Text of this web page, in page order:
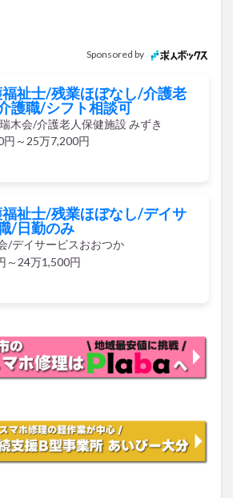
Sponsored by
祉士/残業ほぼなし/介護老
護職/シフト相談可
木会/介護老人保健施設 みずき
円～25万7,200円
祉士/残業ほぼなし/デイサ
/日勤のみ
/デイサービスおおつか
～24万1,500円